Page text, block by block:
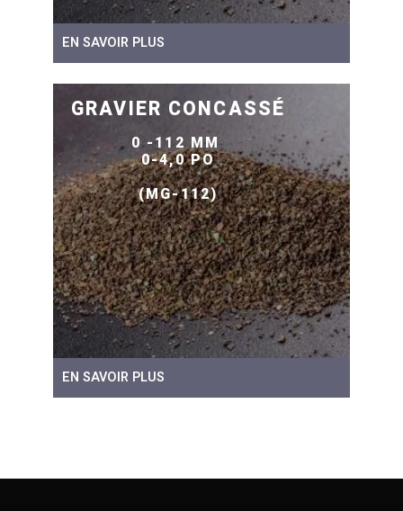
EN SAVOIR PLUS
GRAVIER CONCASSÉ
0 -112 MM
0-4,0 PO
(MG-112)
EN SAVOIR PLUS